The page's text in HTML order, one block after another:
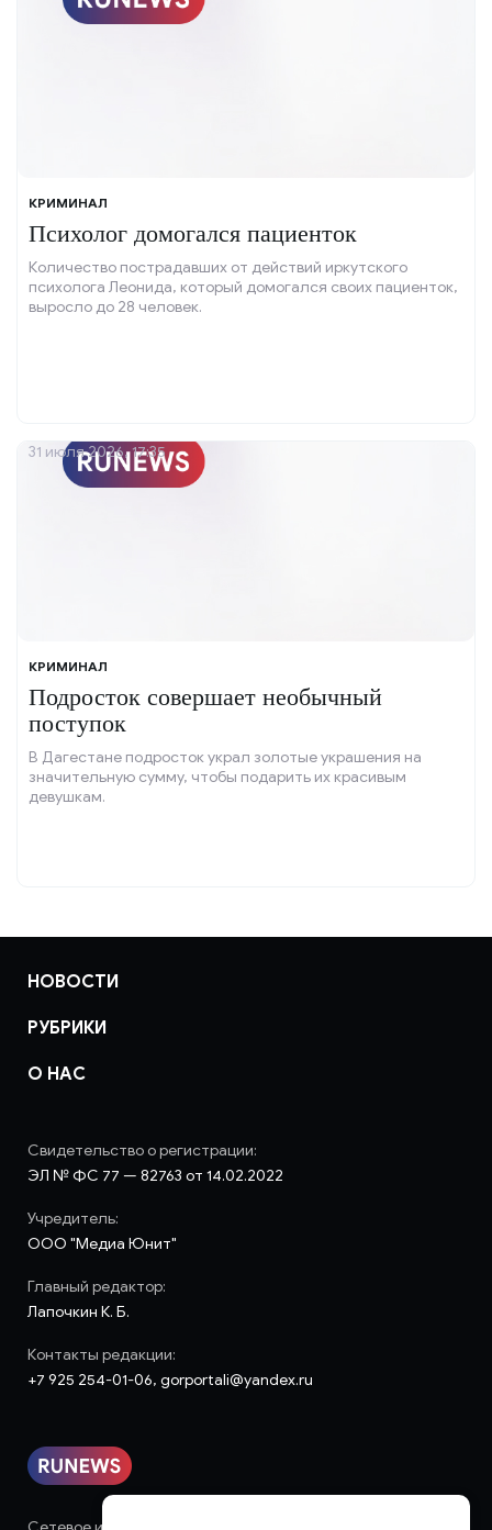
КРИМИНАЛ
Психолог домогался пациенток
Количество пострадавших от действий иркутского
психолога Леонида, который домогался своих пациенток,
выросло до 28 человек.
КРИМИНАЛ
Подросток совершает необычный
поступок
В Дагестане подросток украл золотые украшения на
значительную сумму, чтобы подарить их красивым
девушкам.
31 июля 2026, 17:35
НОВОСТИ
РУБРИКИ
О НАС
Свидетельство о регистрации:
ЭЛ № ФС 77 — 82763 от 14.02.2022
Учредитель:
ООО "Медиа Юнит"
Главный редактор:
Лапочкин К. Б.
Контакты редакции:
+7 925 254-01-06, gorportali@yandex.ru